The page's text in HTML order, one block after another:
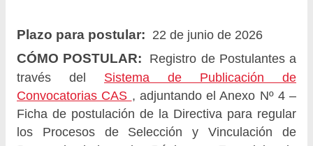
Plazo para postular: 22 de junio de 2026
CÓMO POSTULAR:
Registro de Postulantes a
través del Sistema de Publicación de
Convocatorias CAS , adjuntando el Anexo Nº 4 –
Ficha de postulación de la Directiva para regular
los Procesos de Selección y Vinculación de